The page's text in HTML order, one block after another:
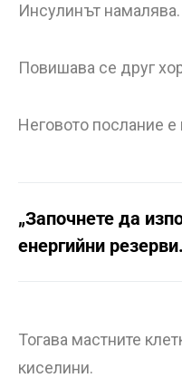
Инсулинът намалява.
Повишава се друг
Неговото послание
„Започнете да
енергийни
Тогава мастните
киселини.